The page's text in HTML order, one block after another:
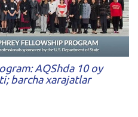
AQShda 10 oy
barcha xarajatlar